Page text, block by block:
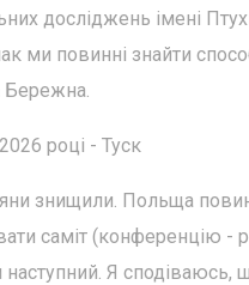
досліджень імені
ми повинні знайти
Бережна.
році - Туск
знищили. Польща
саміт (конференцію -
Я сподіваюсь,